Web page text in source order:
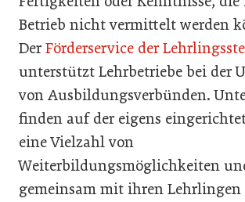
Betrieb nicht vermittelt werden
Der Förderservice der
unterstützt Lehrbetriebe bei der
von Ausbildungsverbünden.
finden auf der eigens
eine Vielzahl von
Weiterbildungsmöglichkeiten
gemeinsam mit ihren Lehrlingen